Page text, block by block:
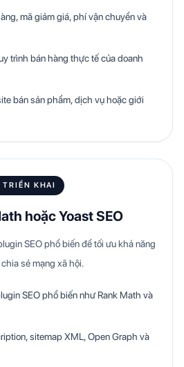
mã giảm giá, phí vận chuyển và
trình bán hàng thực tế của doanh
bán sản phẩm, dịch vụ hoặc giới
KHAI
hoặc Yoast SEO
SEO phổ biến để tối ưu khả năng
sẻ mạng xã hội.
SEO phổ biến như Rank Math và
sitemap XML, Open Graph và